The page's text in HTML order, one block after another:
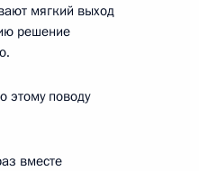
мягкий выход
решение
этому поводу
вместе